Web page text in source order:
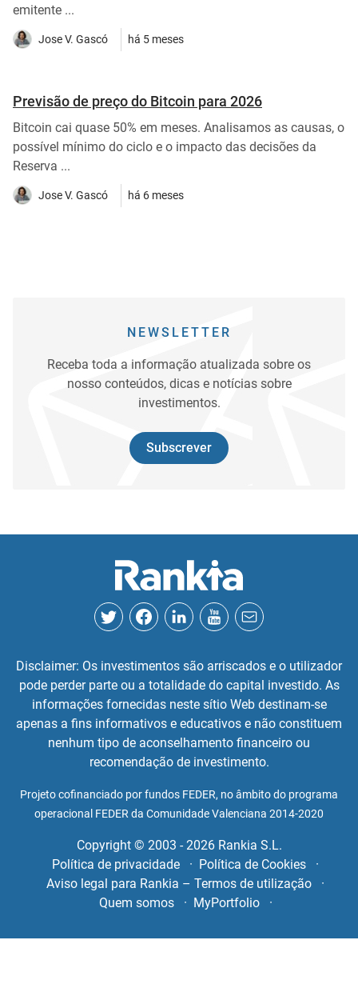
emitente ...
Jose V. Gascó há 5 meses
Previsão de preço do Bitcoin para 2026
Bitcoin cai quase 50% em meses. Analisamos as causas, o
possível mínimo do ciclo e o impacto das decisões da
Reserva ...
Jose V. Gascó há 6 meses
NEWSLETTER
Receba toda a informação atualizada sobre os
nosso conteúdos, dicas e notícias sobre
investimentos.
Subscrever
Disclaimer: Os investimentos são arriscados e o utilizador
pode perder parte ou a totalidade do capital investido. As
informações fornecidas neste sítio Web destinam-se
apenas a fins informativos e educativos e não constituem
nenhum tipo de aconselhamento financeiro ou
recomendação de investimento.
Projeto cofinanciado por fundos FEDER, no âmbito do programa
operacional FEDER da Comunidade Valenciana 2014-2020
Copyright © 2003 - 2026 Rankia S.L.
Política de privacidade
Política de Cookies
Aviso legal para Rankia – Termos de utilização
Quem somos
MyPortfolio